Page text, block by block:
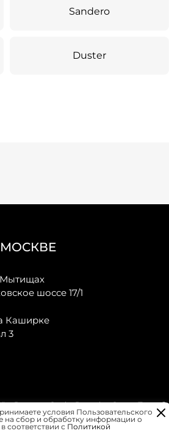
Sandero
Duster
Мытищах
шоссе 17/1
Каширке
3
Peugeot, Opel и Renault в Санкт-
условия Пользовательского
на сбор и обработку информации о
соответствии с Политикой